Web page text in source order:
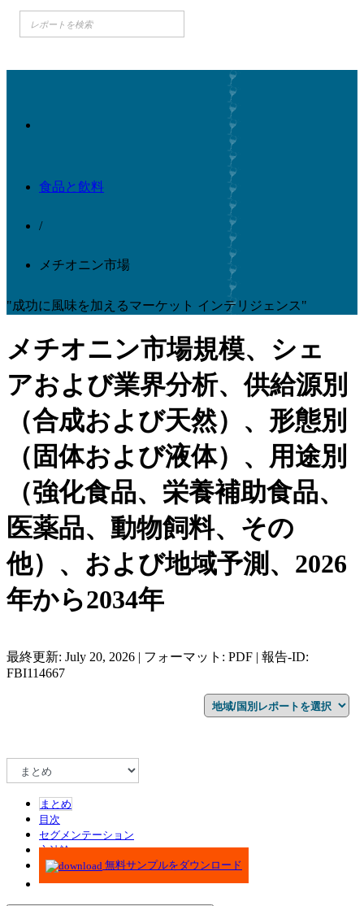
食品と飲料
/
メチオニン市場
"成功に風味を加えるマーケット インテリジェンス"
メチオニン市場規模、シェ
アおよび業界分析、供給源別
（合成および天然）、形態別
（固体および液体）、用途別
（強化食品、栄養補助食品、
医薬品、動物飼料、その
他）、および地域予測、2026
年から2034年
最終更新: July 20, 2026 | フォーマット: PDF | 報告-ID:
FBI114667
まとめ
目次
セグメンテーション
方法論
無料サンプルをダウンロード